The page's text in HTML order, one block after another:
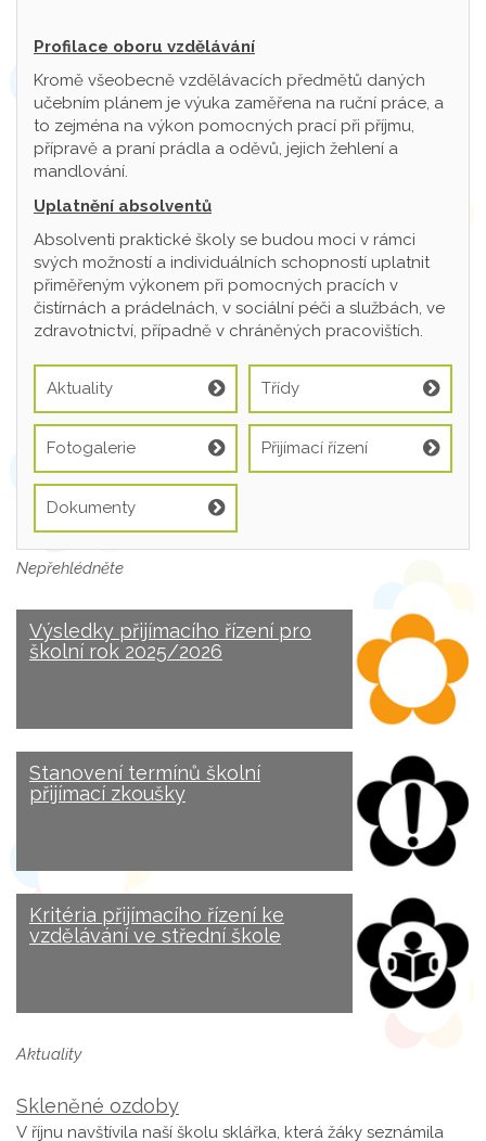
Profilace oboru vzdělávání
Kromě všeobecně vzdělávacích předmětů daných
učebním plánem je výuka zaměřena na ruční práce, a
to zejména na výkon pomocných prací při příjmu,
přípravě a praní prádla a oděvů, jejich žehlení a
mandlování.
Uplatnění absolventů
Absolventi praktické školy se budou moci v rámci
svých možností a individuálních schopností uplatnit
přiměřeným výkonem při pomocných pracích v
čistírnách a prádelnách, v sociální péči a službách, ve
zdravotnictví, případně v chráněných pracovištích.
Aktuality Třídy
Fotogalerie Přijímací řízení
Dokumenty
Nepřehlédněte
Výsledky přijímacího řízení pro
školní rok 2025/2026
Stanovení termínů školní
přijímací zkoušky
Kritéria přijímacího řízení ke
vzdělávání ve střední škole
Aktuality
Skleněné ozdoby
V říjnu navštívila naší školu sklářka, která žáky seznámila